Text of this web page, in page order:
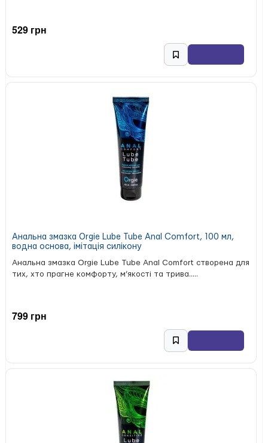
529 грн
Анальна змазка Orgie Lube Tube Anal Comfort, 100 мл,
водна основа, імітація силікону
Анальна змазка Orgie Lube Tube Anal Comfort створена для
тих, хто прагне комфорту, м’якості та трива.....
799 грн